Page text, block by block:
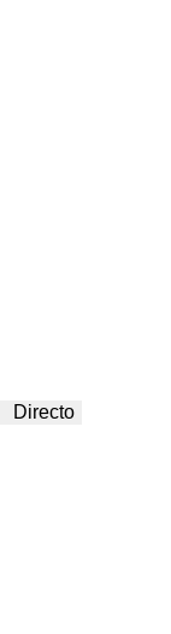
Directo